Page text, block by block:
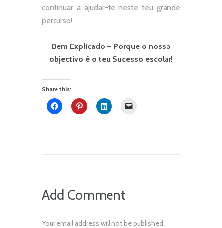
continuar a ajudar-te neste teu grande
percurso!
Bem Explicado – Porque o nosso
objectivo é o teu Sucesso escolar!
Share this:
Add Comment
Your email address will not be published.